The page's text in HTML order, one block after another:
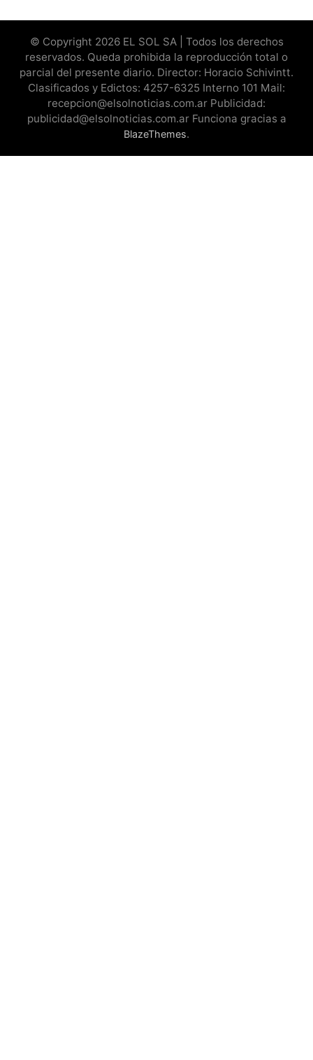
© Copyright 2026 EL SOL SA | Todos los derechos
reservados. Queda prohibida la reproducción total o
parcial del presente diario. Director: Horacio Schivintt.
Clasificados y Edictos: 4257-6325 Interno 101 Mail:
recepcion@elsolnoticias.com.ar Publicidad:
publicidad@elsolnoticias.com.ar Funciona gracias a
BlazeThemes.